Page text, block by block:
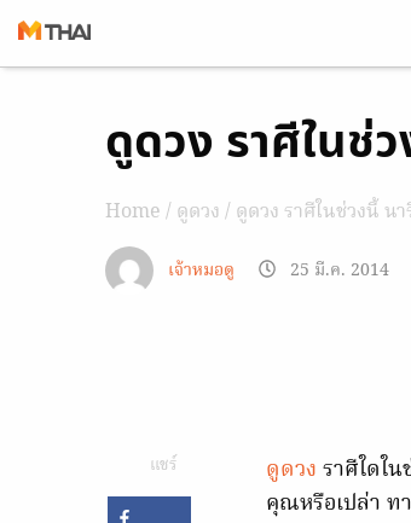
ดูดวง ราศีในช่
Home/ดูดวง/ ดูดวง ราศีในช่วงนี้ น
เจ้าหมอดู 25 มี.ค. 2014
แชร์ ดูดวง ราศีใดใ
คุณหรือเปล่า ท